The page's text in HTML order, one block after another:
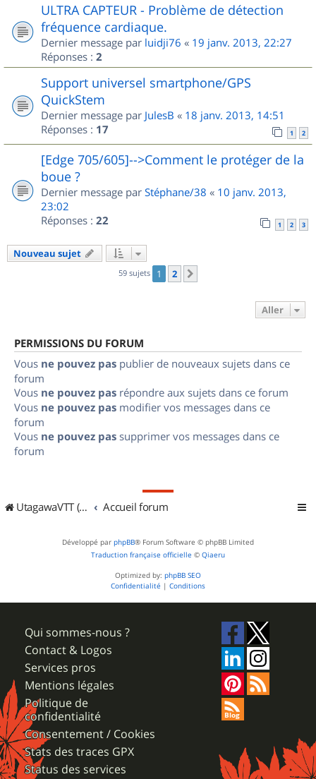
ULTRA CAPTEUR - Problème de détection
fréquence cardiaque.
Dernier message par luidji76 « 19 janv. 2013, 22:27
Réponses : 2
Support universel smartphone/GPS
QuickStem
Dernier message par JulesB « 18 janv. 2013, 14:51
Réponses : 17 1 2
[Edge 705/605]-->Comment le protéger de la
boue ?
Dernier message par Stéphane/38 « 10 janv. 2013,
23:02
Réponses : 22 1 2 3
Nouveau sujet
59 sujets 1 2
Aller
PERMISSIONS DU FORUM
Vous ne pouvez pas publier de nouveaux sujets dans ce
forum
Vous ne pouvez pas répondre aux sujets dans ce forum
Vous ne pouvez pas modifier vos messages dans ce
forum
Vous ne pouvez pas supprimer vos messages dans ce
forum
UtagawaVTT (Randos VTT et VTTAE avec traces GPS) Accueil forum
Développé par phpBB® Forum Software © phpBB Limited
Traduction française officielle © Qiaeru
Optimized by: phpBB SEO
Confidentialité | Conditions
Qui sommes-nous ?
Contact & Logos
Services pros
Mentions légales
Politique de
confidentialité
Consentement / Cookies
Stats des traces GPX
Status des services